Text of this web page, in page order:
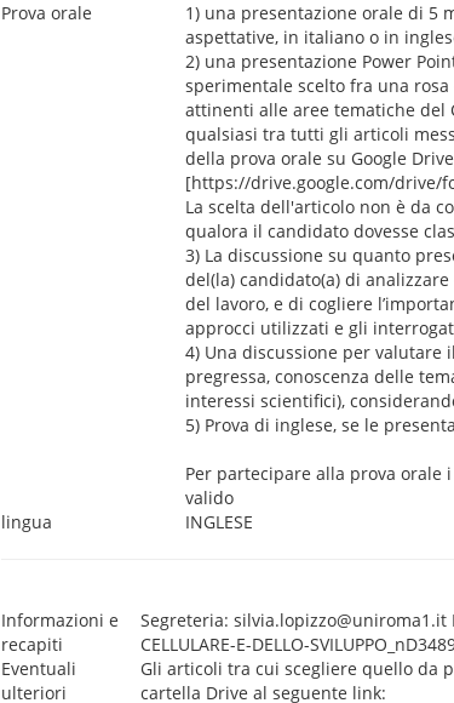
Prova orale
1) una presentazione orale di 5
aspettative, in italiano o in
2) una presentazione Power
sperimentale scelto fra una
attinenti alle aree tematiche del
qualsiasi tra tutti gli articoli
della prova orale su Google Drive
[https://drive.google.com/drive/
La scelta dell'articolo non è da
qualora il candidato dovesse
3) La discussione su quanto
del(la) candidato(a) di
del lavoro, e di cogliere
approcci utilizzati e gli
4) Una discussione per valutare
pregressa, conoscenza delle
interessi scientifici),
5) Prova di inglese, se le
Per partecipare alla prova
valido
lingua
INGLESE
Informazioni e
recapiti
Segreteria:
CELLULARE-E-DELLO-
Eventuali
ulteriori
Gli articoli tra cui scegliere quello da
cartella Drive al seguente link: